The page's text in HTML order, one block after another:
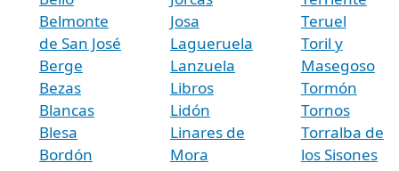
Belmonte
de San José
Berge
Bezas
Blancas
Blesa
Bordón
Josa
Lagueruela
Lanzuela
Libros
Lidón
Linares de
Mora
Teruel
Toril y
Masegoso
Tormón
Tornos
Torralba de
los Sisones